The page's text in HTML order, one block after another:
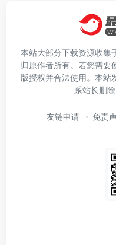
本站大部分下载资源收集
归原作者所有。若您需要
版授权并合法使用。本站
系站长删
友链申请 免责